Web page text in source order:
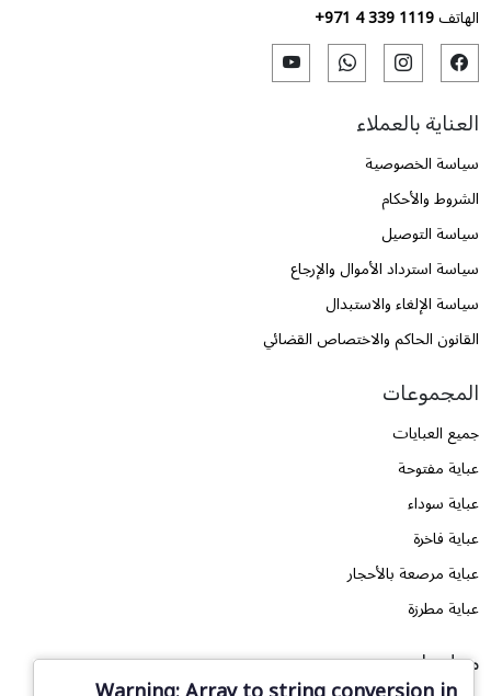
العناية بالعملاء
سياسة الخصوصية
الشروط والأحكام
سياسة التوصيل
سياسة استرداد الأموال والإرجاع
سياسة الإلغاء والاستبدال
القانون الحاكم والاختصاص القضائي
معلومات
الهاتف+971 4 339 1119
المجموعات
جميع العبايات
عباية مفتوحة
عباية سوداء
عباية فاخرة
عباية مرصعة بالأحجار
عباية مطرزة